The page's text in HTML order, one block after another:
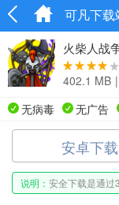
可凡下载
火柴人战
402.1 MB |
无病毒
无广告
安卓下载
说明： 安全下载是通过